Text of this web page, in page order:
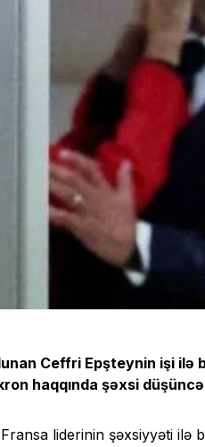
Ceffri Epşteynin işi ilə
haqqında şəxsi
liderinin şəxsiyyəti ilə